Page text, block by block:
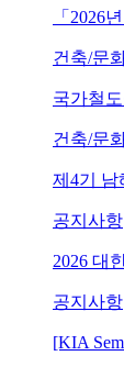
「2026
건축/문
국가철
건축/문
제4기 남
공지사항
2026 대
공지사항
[KIA